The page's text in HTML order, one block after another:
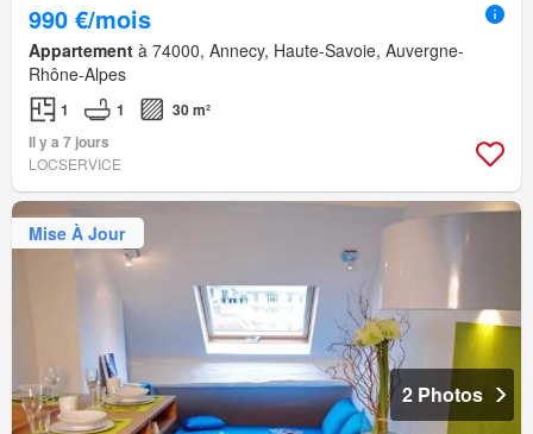
990 €/mois
Appartement à 74000, Annecy, Haute-Savoie, Auvergne-
Rhône-Alpes
1 1
30 m²
Il y a 7 jours
LOCSERVICE
Mise À Jour
2 Photos